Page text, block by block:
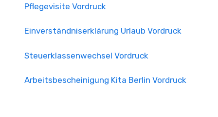
Pflegevisite Vordruck
Einverständniserklärung Urlaub Vordruck
Steuerklassenwechsel Vordruck
Arbeitsbescheinigung Kita Berlin Vordruck